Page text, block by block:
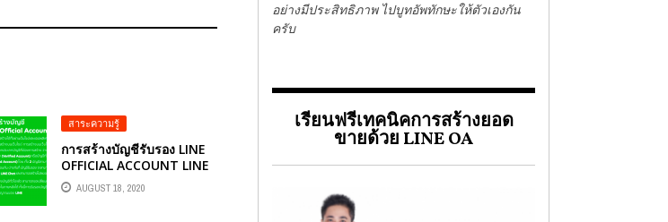
สาระความรู้
การสร้างบัญชีรับรอง LINE
OFFICIAL ACCOUNT LINE
OAAUGUST 18, 2020
อย่างมีประสิทธิภาพ ไปบูทอัพทักษะให้ตัวเองกัน
ครับ
เรียนฟรีเทคนิคการสร้างยอด
ขายด้วย LINE OA